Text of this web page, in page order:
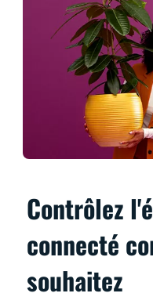
Contrôlez
connecté
souhaitez